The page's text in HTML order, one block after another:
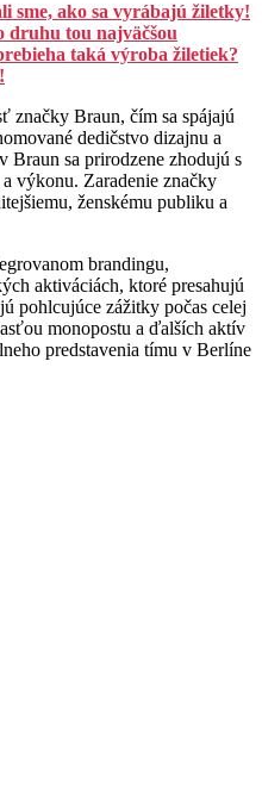
sme, ako sa vyrábajú žiletky!
druhu tou najväčšou
taká výroba žiletiek?
značky Braun, čím sa spájajú
dedičstvo dizajnu a
sa prirodzene zhodujú s
výkonu. Zaradenie značky
ženskému publiku a
brandingu,
aktiváciách, ktoré presahujú
pohlcujúce zážitky počas celej
monopostu a ďalších aktív
predstavenia tímu v Berlíne